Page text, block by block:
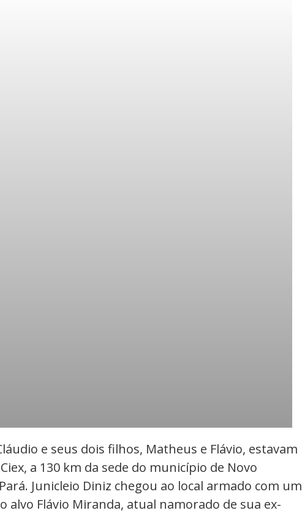
e seus dois filhos, Matheus e Flávio, estavam
a 130 km da sede do município de Novo
Junicleio Diniz chegou ao local armado com um
alvo Flávio Miranda, atual namorado de sua ex-